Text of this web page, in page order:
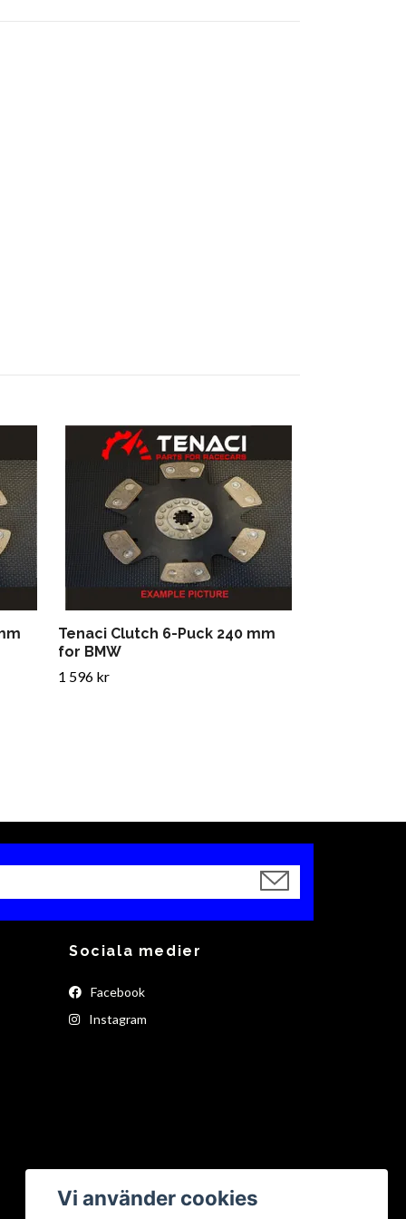
Tenaci Clutch 6-Puck 240 mm
for BMW
1 596 kr
Sociala medier
Facebook
Instagram
Vi använder cookies